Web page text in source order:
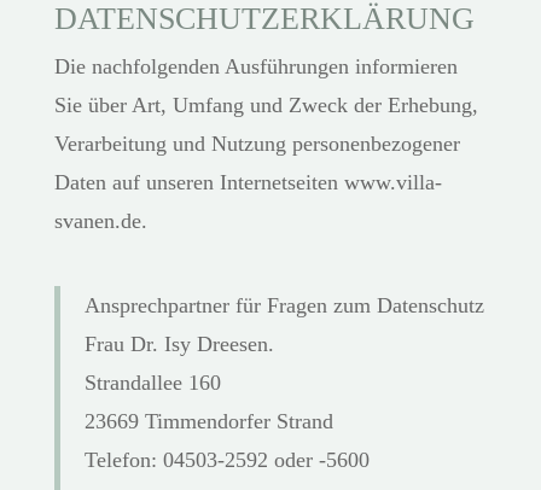
DATENSCHUTZERKLÄRUNG
Die nachfolgenden Ausführungen informieren
Sie über Art, Umfang und Zweck der Erhebung,
Verarbeitung und Nutzung personenbezogener
Daten auf unseren Internetseiten www.villa-
svanen.de.
Ansprechpartner für Fragen zum Datenschutz
Frau Dr. Isy Dreesen.
Strandallee 160
23669 Timmendorfer Strand
Telefon: 04503-2592 oder -5600